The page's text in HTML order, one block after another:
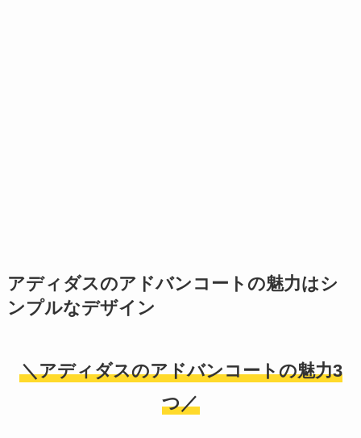
アディダスのアドバンコートの魅力はシ
ンプルなデザイン
＼アディダスのアドバンコートの魅力3
つ／